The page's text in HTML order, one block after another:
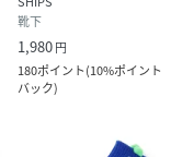
靴下
1,980円
180ポイント(10%ポイント
バック)